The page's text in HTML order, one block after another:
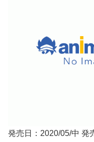
発売日：2020/05/中 発